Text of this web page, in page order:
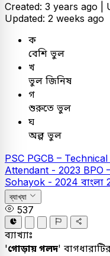
Created: 3 years ago |
Updated: 2 weeks ago
ক
বেশি ভুল
খ
ভুল জিনিষ
গ
শুরুতে ভুল
ঘ
অল্প ভুল
PSC PGCB –
Attendant - 2023 BPO
Sohayok - 2024 বাংলা
ব্যাখ্যা
537
ব্যাখ্যাঃ
'গোড়ায় গলদ'